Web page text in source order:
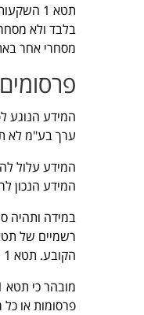
תטא 1
בלבד ולא
מסחרי אחר באתר
ערך בע"מ לא תשא
המידע הנכון לרגע נתון
הקובע. תטא 1 השקעות וניירות ערך בע"מ אינה מתחייבת כי מידע אשר נמצא באתר במועד מסוים יוסיף להתפרסם בו גם בעתיד.